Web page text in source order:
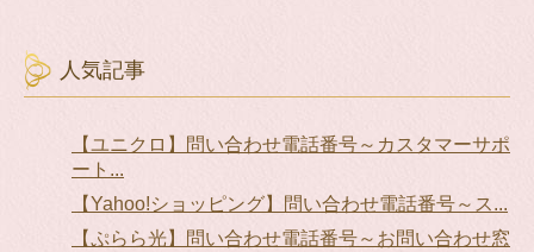
人気記事
【ユニクロ】問い合わせ電話番号～カスタマーサポ
ート...
【Yahoo!ショッピング】問い合わせ電話番号～ス...
【ぷらら光】問い合わせ電話番号～お問い合わせ窓